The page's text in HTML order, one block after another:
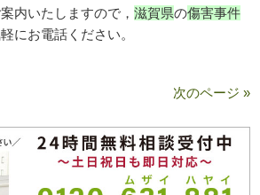
内いたしますので，滋賀県の傷害事件
にお電話ください。
次のページ »